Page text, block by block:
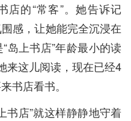
店的“常客”。她告诉记
感，让她能完全沉浸在
岛上书店”年龄最小的读
来这儿阅读，现在已经4
书店看书。
书店”就这样静静地守着